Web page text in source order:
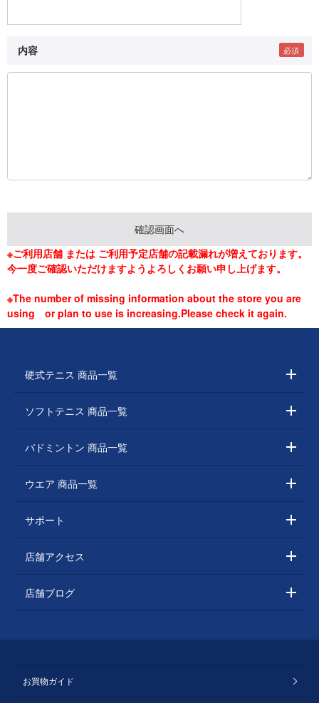
内容
※ご利用店舗 または ご利用予定店舗の記載漏れが増えております。
今一度ご確認いただけますようよろしくお願い申し上げます。
※The number of missing information about the store you are
using or plan to use is increasing.Please check it again.
硬式テニス 商品一覧
ソフトテニス 商品一覧
バドミントン 商品一覧
ウエア 商品一覧
サポート
店舗アクセス
店舗ブログ
お買物ガイド